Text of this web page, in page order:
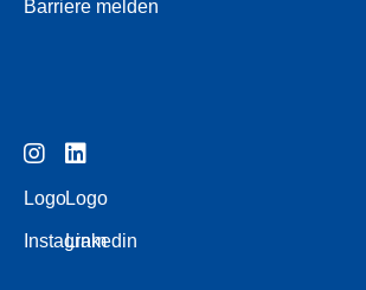
Barriere melden
Logo
Instagram
Logo
Linkedin